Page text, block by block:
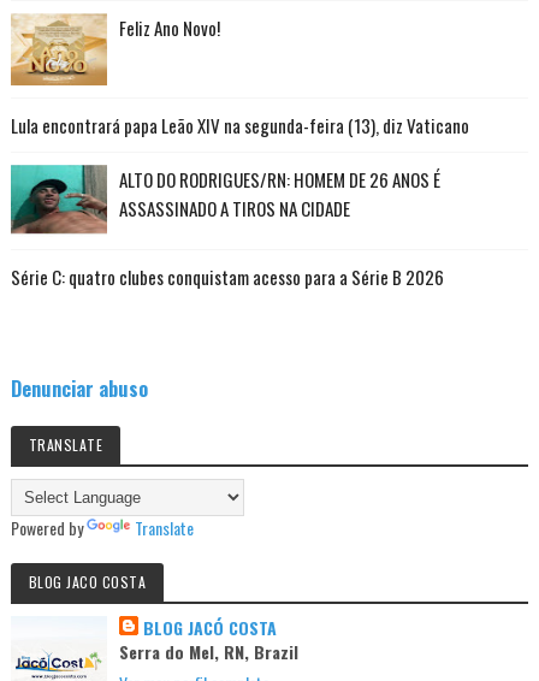
Feliz Ano Novo!
Lula encontrará papa Leão XIV na segunda-feira (13), diz Vaticano
ALTO DO RODRIGUES/RN: HOMEM DE 26 ANOS É
ASSASSINADO A TIROS NA CIDADE
Série C: quatro clubes conquistam acesso para a Série B 2026
Denunciar abuso
TRANSLATE
Powered by Translate
BLOG JACO COSTA
BLOG JACÓ COSTA
Serra do Mel, RN, Brazil